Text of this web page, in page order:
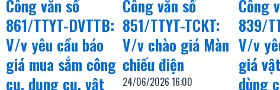
Công văn số
861/TTYT-DVTTB:
V/v yêu cầu báo
giá mua sắm công
cụ, dụng cụ, vật
Công văn số
851/TTYT-TCKT:
V/v chào giá Màn
chiếu điện
24/06/2026 16:00
Công
839/
V/v
giá
dùng